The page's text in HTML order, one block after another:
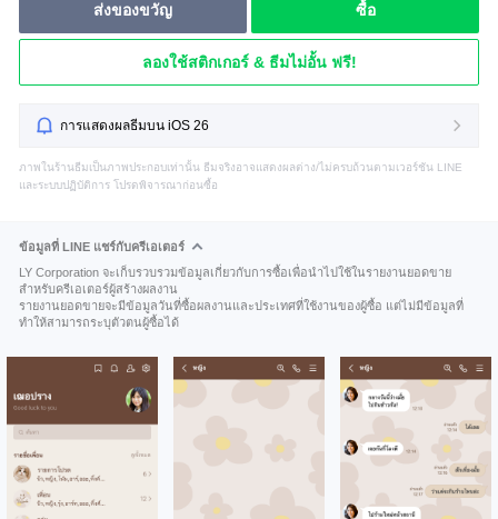
ส่งของขวัญ ซื้อ
ลองใช้สติกเกอร์ & ธีมไม่อั้น ฟรี!
การแสดงผลธีมบน iOS 26
ภาพในร้านธีมเป็นภาพประกอบเท่านั้น ธีมจริงอาจแสดงผลต่าง/ไม่ครบถ้วนตามเวอร์ชัน LINE
และระบบปฏิบัติการ โปรดพิจารณาก่อนซื้อ
ข้อมูลที่ LINE แชร์กับครีเอเตอร์
LY Corporation จะเก็บรวบรวมข้อมูลเกี่ยวกับการซื้อเพื่อนำไปใช้ในรายงานยอดขาย
สำหรับครีเอเตอร์ผู้สร้างผลงาน
รายงานยอดขายจะมีข้อมูลวันที่ซื้อผลงานและประเทศที่ใช้งานของผู้ซื้อ แต่ไม่มีข้อมูลที่
ทำให้สามารถระบุตัวตนผู้ซื้อได้